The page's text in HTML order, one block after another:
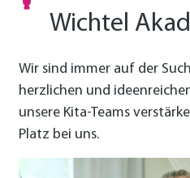
Wichtel
Wir sind immer auf der
herzlichen und
unsere Kita-Teams
Platz bei uns.